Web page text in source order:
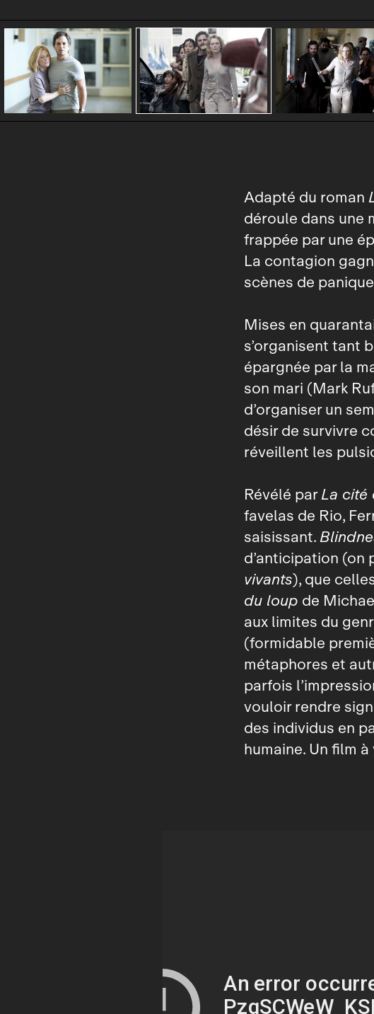
Adapté du roman
déroule dans une
frappée par une
La contagion
scènes de
Mises en
s’organisent tant
épargnée par la
son mari (Mark
d’organiser un
désir de survivre
réveillent les
Révélé parLa cité
favelas de Rio,
saisissant.
d’anticipation (on
vivants), que
du loup de
aux limites du
(formidable
métaphores et
parfois
vouloir rendre
des individus en
humaine. Un film